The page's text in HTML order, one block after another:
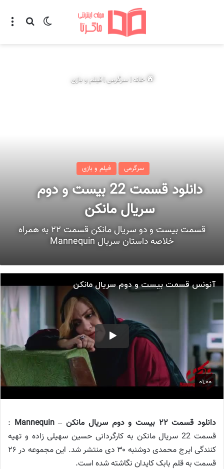
تغییر پوسته
خانه|سرگرمی|فیلم و بازی
سرگرمی فیلم و بازی
دانلود قسمت 22 بیست و دوم
سریال مانکن
قسمت بیست و دو سریال مانكن قسمت ۲۲ به همراه
خلاصه داستان سریال Mannequin
دانلود قسمت ۲۲ بیست و دوم سریال مانکن – Mannequin
:
قسمت 22 سریال مانکن به کارگردانی حسین سهیلی زاده و تهیه
کنندگی ایرج محمدی دوشنبه ۳۰ دی منتشر شد. این مجموعه در ۲۶
قسمت به قلم بابک کایدان نگاشته شده است.